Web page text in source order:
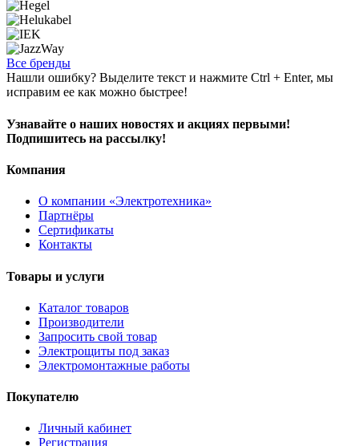
Все бренды
Нашли ошибку? Выделите текст и нажмите Ctrl + Enter, мы
исправим ее как можно быстрее!
Узнавайте о наших новостях и акциях первыми!
Подпишитесь на рассылку!
Компания
О компании «Электротехника»
Партнёры
Сертификаты
Контакты
Товары и услуги
Каталог товаров
Производители
Запросить свой товар
Электрощиты под заказ
Электромонтажные работы
Покупателю
Личный кабинет
Регистрация